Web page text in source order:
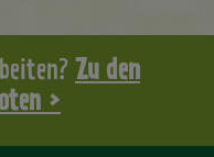
Zu den
>